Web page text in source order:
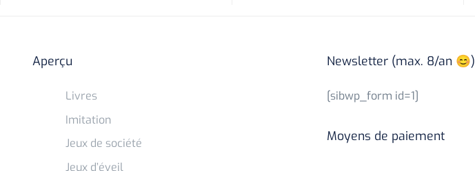
Aperçu
Livres
Imitation
Jeux de société
Jeux d’éveil
Newsletter (max. 8/an 😊)
[sibwp_form id=1]
Moyens de paiement